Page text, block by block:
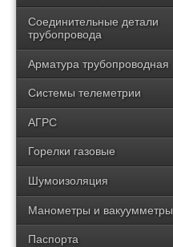
Соединительные детали
трубопровода
Арматура трубопроводная
Системы телеметрии
АГРС
Горелки газовые
Шумоизоляция
Манометры и вакуумметры
Паспорта